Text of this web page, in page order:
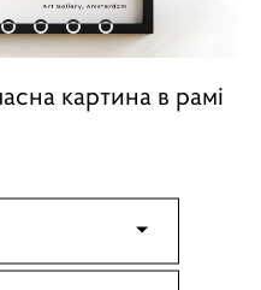
картина в рамі